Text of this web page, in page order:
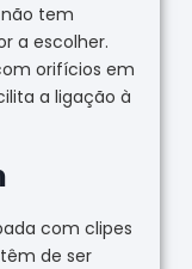
tem
a escolher.
orifícios em
a ligação à
com clipes
de ser